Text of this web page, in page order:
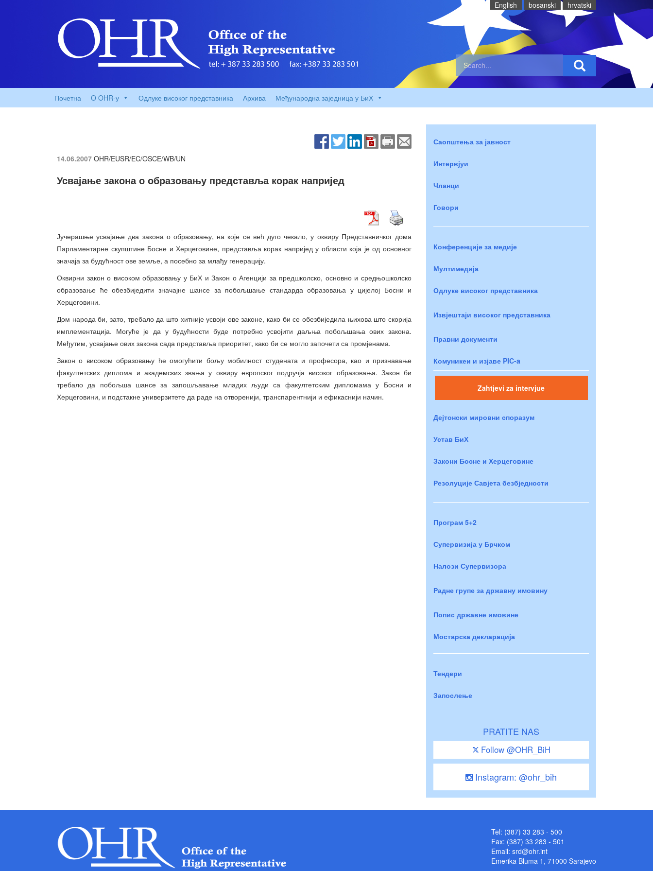
English bosanski hrvatski
Почетна O OHR-у Одлуке високог представника Архива Међународна заједница у БиХ
14.06.2007 OHR/EUSR/EC/OSCE/WB/UN
Усвајање закона о образовању представља корак напријед
Јучерашње усвајање два закона о образовању, на које се већ дуго чекало, у оквиру Представничког дома
Парламентарне скупштине Босне и Херцеговине, представља корак напријед у области која је од основног
значаја за будућност ове земље, а посебно за млађу генерацију.
Оквирни закон о високом образовању у БиХ и Закон о Агенцији за предшколско, основно и средњошколско
образовање ће обезбиједити значајне шансе за побољшање стандарда образовања у цијелој Босни и
Херцеговини.
Дом народа би, зато, требало да што хитније усвоји ове законе, како би се обезбиједила њихова што скорија
имплементација. Могуће је да у будућности буде потребно усвојити даљња побољшања ових закона.
Међутим, усвајање ових закона сада представља приоритет, како би се могло започети са промјенама.
Закон о високом образовању ће омогућити бољу мобилност студената и професора, као и признавање
факултетских диплома и академских звања у оквиру европског подручја високог образовања. Закон би
требало да побољша шансе за запошљавање младих људи са факултетским дипломама у Босни и
Херцеговини, и подстакне универзитете да раде на отворенији, транспарентнији и ефикаснији начин.
Саопштења за јавност
Интервјуи
Чланци
Говори
Конференције за медије
Мултимедија
Одлуке високог представника
Извјештаји високог представника
Правни документи
Комуникеи и изјаве PIC-a
Zahtjevi za intervjue
Дејтонски мировни споразум
Устав БиХ
Закони Босне и Херцеговине
Резолуције Савјета безбједности
Програм 5+2
Супервизија у Брчком
Налози Супервизора
Радне групе за државну имовину
Попис државне имовине
Мостарска декларација
Тендери
Запослење
PRATITE NAS
Follow @OHR_BiH
Instagram: @ohr_bih
Tel: (387) 33 283 - 500
Fax: (387) 33 283 - 501
Email: srd@ohr.int
Emerika Bluma 1, 71000 Sarajevo